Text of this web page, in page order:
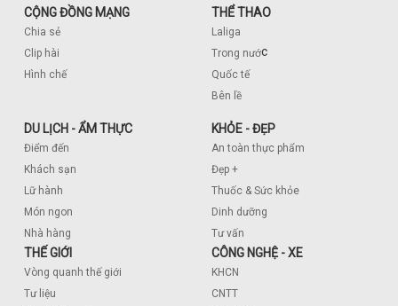
CỘNG ĐỒNG MẠNG
Chia sẻ
Clip hài
Hình chế
THỂ THAO
Laliga
Trong nước
Quốc tế
Bên lề
DU LỊCH - ẨM THỰC
Điểm đến
Khách sạn
Lữ hành
Món ngon
Nhà hàng
KHỎE - ĐẸP
An toàn thực phẩm
Đẹp +
Thuốc & Sức khỏe
Dinh dưỡng
Tư vấn
THẾ GIỚI
Vòng quanh thế giới
Tư liệu
CÔNG NGHỆ - XE
KHCN
CNTT